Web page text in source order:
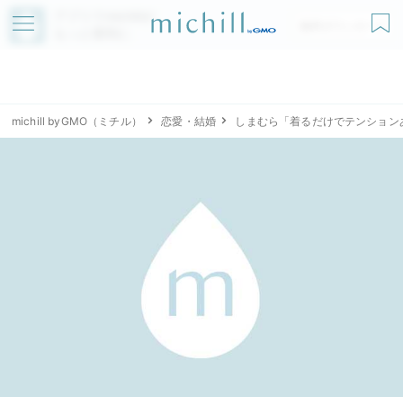
アプリでmichillが
無料ダウンロード
michill byGMO（ミチル） 恋愛・結婚 しまむら「着るだけでテンショ